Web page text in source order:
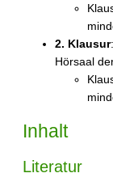
2. Klausur
Hörsaal
Inhalt
Literatur